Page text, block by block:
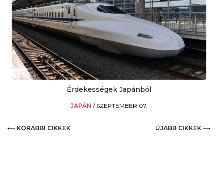
Érdekességek Japánból
JAPÁN / SZEPTEMBER 07.
KORÁBBI CIKKEK ÚJABB CIKKEK